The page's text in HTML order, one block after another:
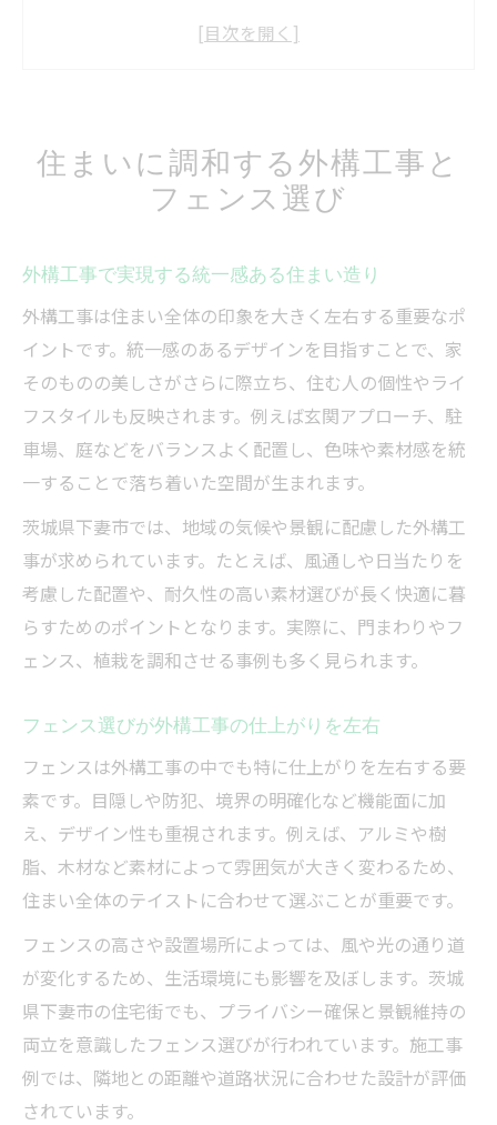
外構工事で暮らしと景観のバランスを調整
外構工事で防犯性と快適さを両立する方法
フェンス設置が外構工事に与える効果とは
フェンスで暮らしやすさを高める外構工事
外構工事によるフェンス設置のメリット紹
介
外構工事を通じて目隠しや防犯性も向上
外構工事で目隠しと防犯性を強化する方法
フェンス設置がもたらす安心感のポイント
外構工事でプライバシーと安全を両立する
防犯性アップに効果的な外構工事の進め方
理想の外構づくりで美観と安心感を両立
外構工事で叶える美観と安心感のある家づ
フェンス設置による外構工事の印象アップ
術
美観と防犯性を兼ね備えた外構工事の工夫
外構工事で理想の住環境を実現する方法
住まいに馴染む外構工事のポイント徹底解
説
暮らしやすさ追求の外構工事アイデア集
外構工事で快適な生活空間を創るアイデア
フェンス活用で暮らしやすさが変わる外構
工事
外構工事の工夫で家族の快適時間をサポー
住まいに調和する外構工事と
フェンス選び
外構工事で実現する統一感ある住まい造り
外構工事は住まい全体の印象を大きく左右する重要なポ
イントです。統一感のあるデザインを目指すことで、家
そのものの美しさがさらに際立ち、住む人の個性やライ
フスタイルも反映されます。例えば玄関アプローチ、駐
車場、庭などをバランスよく配置し、色味や素材感を統
一することで落ち着いた空間が生まれます。
茨城県下妻市では、地域の気候や景観に配慮した外構工
事が求められています。たとえば、風通しや日当たりを
考慮した配置や、耐久性の高い素材選びが長く快適に暮
らすためのポイントとなります。実際に、門まわりやフ
ェンス、植栽を調和させる事例も多く見られます。
フェンス選びが外構工事の仕上がりを左右
フェンスは外構工事の中でも特に仕上がりを左右する要
素です。目隠しや防犯、境界の明確化など機能面に加
え、デザイン性も重視されます。例えば、アルミや樹
脂、木材など素材によって雰囲気が大きく変わるため、
住まい全体のテイストに合わせて選ぶことが重要です。
フェンスの高さや設置場所によっては、風や光の通り道
が変化するため、生活環境にも影響を及ぼします。茨城
県下妻市の住宅街でも、プライバシー確保と景観維持の
両立を意識したフェンス選びが行われています。施工事
例では、隣地との距離や道路状況に合わせた設計が評価
されています。